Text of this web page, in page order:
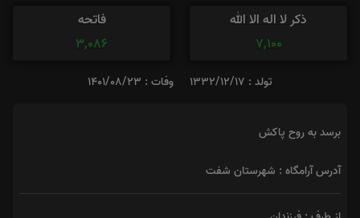
ذکر لا اله الا الله
7,100
فاتحه
3,086
تولد : 1332/12/17 وفات : 1401/08/23
برسد به روح پاکش
آدرس آرامگاه : شهرستان شفت